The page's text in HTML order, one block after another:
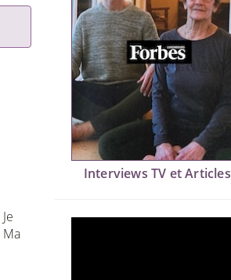
Interviews TV et Articles